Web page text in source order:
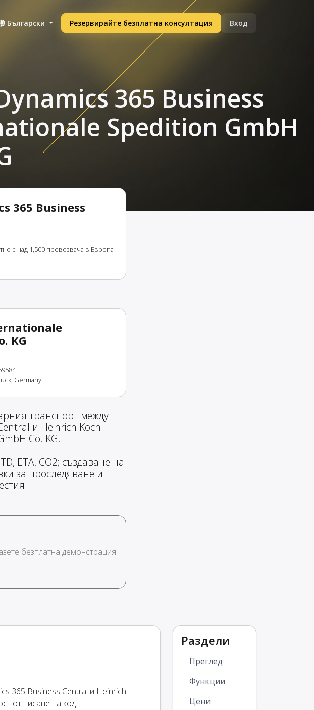
Български Резервирайте безплатна консултация Вход
365 Business
Spedition GmbH
365 Business
с над 1,500 превозвача в Европа
KG
Germany
транспорт между
и Heinrich Koch
Co. KG.
ETA, CO2; създаване на
за проследяване и
безплатна демонстрация
365 Business Central и Heinrich
от писане на код.
Раздели
Преглед
Функции
Цени